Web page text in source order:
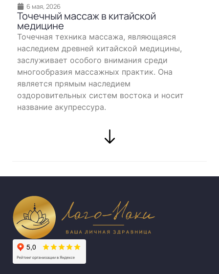
6 мая, 2026
Точечный массаж в китайской
медицине
Точечная техника массажа, являющаяся
наследием древней китайской медицины,
заслуживает особого внимания среди
многообразия массажных практик. Она
является прямым наследием
оздоровительных систем востока и носит
название акупрессура.